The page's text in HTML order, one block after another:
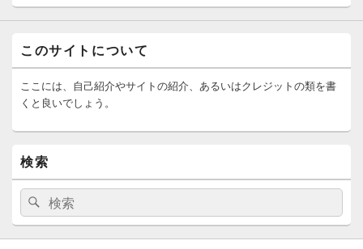
このサイトについて
ここには、自己紹介やサイトの紹介、あるいはクレジットの類を書
くと良いでしょう。
検索
検
索:
検
索